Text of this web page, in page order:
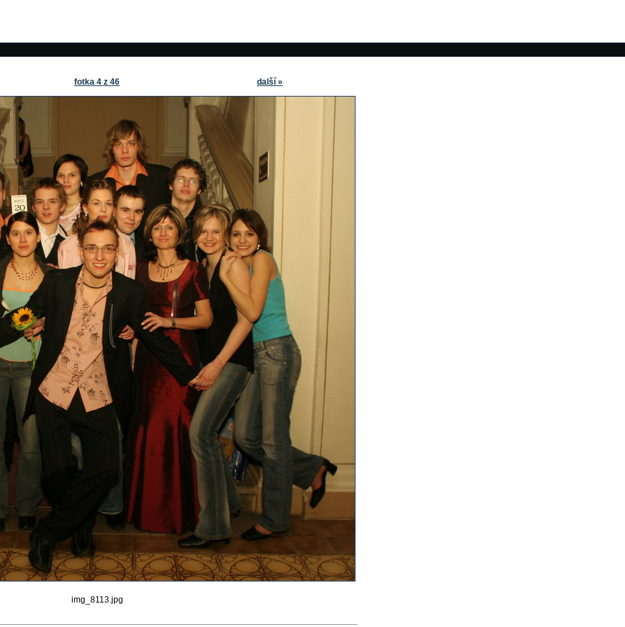
fotka 4 z 46 další »
img_8113.jpg